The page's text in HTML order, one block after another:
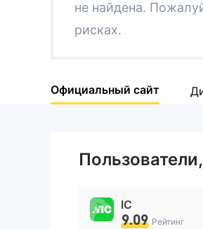
7
9
5
6
7
8
9
6
7
8
не найдена.
рисках.
Официальный сайт
IC
9.09 Рейтинг